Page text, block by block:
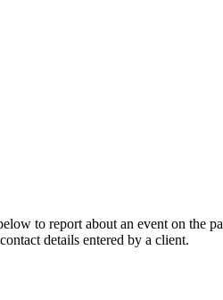
to report about an event on the
details entered by a client.